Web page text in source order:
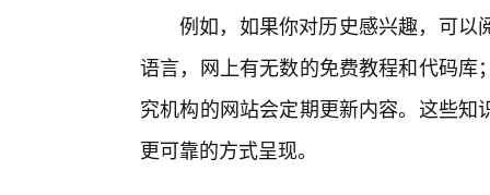
例如，如果你对历史感兴趣，可以
语言，网上有无数的免费教程和代码
究机构的网站会定期更新内容。这些
更可靠的方式呈现。